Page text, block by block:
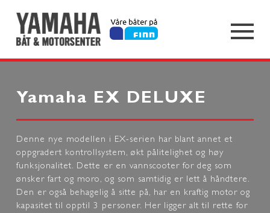
Yamaha EX DELUXE
Denne nye modellen i EX-serien har blant annet et
oppgradert kontrollsystem, økt pålitelighet og høy
funksjonalitet. Dette er en vannscooter for deg som
ønsker fart og moro, og som samtidig er lett å håndtere.
Den er også behagelig å sitte på, har en kraftig motor og
kapasitet til opptil 3 personer. Her ligger alt til rette for